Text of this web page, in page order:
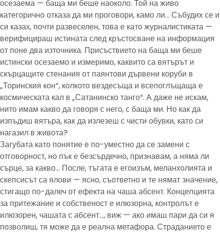
осезаема — баща ми беше наоколо. Той на живо
категорично отказа да ми проговори, камо ли… Събудих се и
си казах, почти развеселен, това е като журналистиката —
верифицираш истината след кръстосване на информация
от поне два източника. Присъствието на баща ми беше
истински осезаемо и измеримо, каквито са вятърът и
скърцащите стенания от паянтови дървени коруби в
„Торинския кон“, колкото вездесъща и всепоглъщаща е
космическата кал в „Сатанинско танго“. А даже не искам,
нито имам какво да говоря с него, с баща ми. Но как да
изпъдиш вятъра, как да излезеш с чисти обувки, като си
нагазил в живота?
Загубата като понятие е по-уместно да се замени с
отговорност, но пък е безсърдечно, признавам, а няма ли
сърце, за какво… После, тъгата е егоизъм, меланхолията и
скепсисът са ялови — ясно, съответно и те нямат значение,
стигащо по-далеч от ефекта на чаша абсент. Концепцията
за притежание и собственост е илюзорна, контролът е
илюзорен, чашата с абсент…, виж — ако имаш пари да си я
позволиш, тя може да е реална метафора. Страданието е